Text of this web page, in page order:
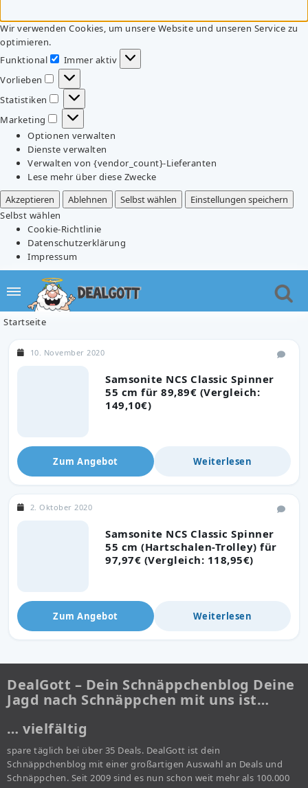
Wir verwenden Cookies, um unsere Website und unseren Service zu
optimieren.
Funktional
Funktional
Immer aktiv
Vorlieben
Vorlieben
Statistiken
Statistiken
Marketing
Marketing
Optionen verwalten
Dienste verwalten
Verwalten von {vendor_count}-Lieferanten
Lese mehr über diese Zwecke
Akzeptieren
Ablehnen Selbst wählen
Einstellungen speichern
Selbst wählen
Cookie-Richtlinie
Datenschutzerklärung
Impressum
Startseite
Samsonite NCS Classic Spinner
55 cm für 89,89€ (Vergleich:
149,10€)
10. November 2020
Zum Angebot Weiterlesen
Samsonite NCS Classic Spinner
55 cm (Hartschalen-Trolley) für
97,97€ (Vergleich: 118,95€)
2. Oktober 2020
Zum Angebot Weiterlesen
DealGott – Dein Schnäppchenblog Deine
Jagd nach Schnäppchen mit uns ist…
… vielfältig
spare täglich bei über 35 Deals. DealGott ist dein
Schnäppchenblog mit einer großartigen Auswahl an Deals und
Schnäppchen. Seit 2009 sind es nun schon weit mehr als 100.000